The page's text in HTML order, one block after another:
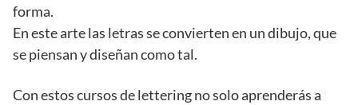
forma.
En este arte las letras se convierten en un dibujo, que
se piensan y diseñan como tal.
Con estos cursos de lettering no solo aprenderás a